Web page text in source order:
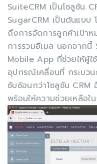
SuiteCRM เป็นโซลูชัน
SugarCRM เป็นต้นแบ
ถึงการจัดการลูกค้าเป้า
การรวมอีเมล นอกจาก
Mobile App ที่ช่วยให้ผู้ใ
อุปกรณ์เคลื่อนที่ กระบว
ซับซ้อนกว่าโซลูชัน
พร้อมให้ความช่วยเหลือใ